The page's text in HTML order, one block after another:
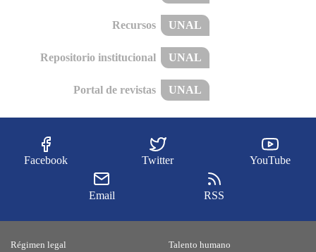
Recursos UNAL
Repositorio institucional UNAL
Portal de revistas UNAL
Facebook Twitter YouTube
Email RSS
Régimen legal
Talento humano